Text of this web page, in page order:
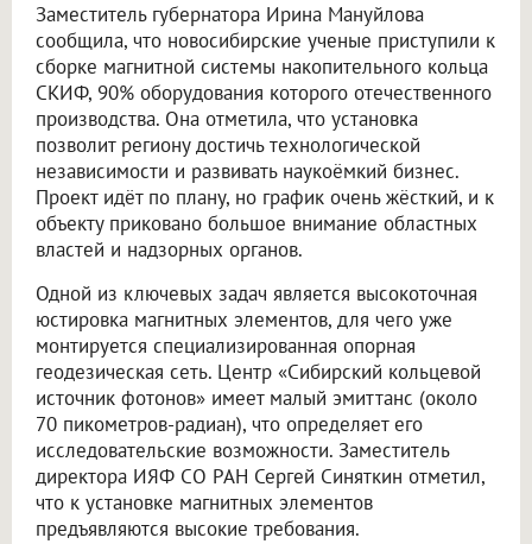
Заместитель губернатора Ирина Мануйлова
сообщила, что новосибирские ученые приступили к
сборке магнитной системы накопительного кольца
СКИФ, 90% оборудования которого отечественного
производства. Она отметила, что установка
позволит региону достичь технологической
независимости и развивать наукоёмкий бизнес.
Проект идёт по плану, но график очень жёсткий, и к
объекту приковано большое внимание областных
властей и надзорных органов.
Одной из ключевых задач является высокоточная
юстировка магнитных элементов, для чего уже
монтируется специализированная опорная
геодезическая сеть. Центр «Сибирский кольцевой
источник фотонов» имеет малый эмиттанс (около
70 пикометров-радиан), что определяет его
исследовательские возможности. Заместитель
директора ИЯФ СО РАН Сергей Синяткин отметил,
что к установке магнитных элементов
предъявляются высокие требования.